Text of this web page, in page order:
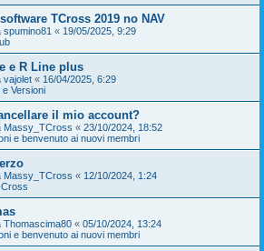
TCross 2019 no NAV
spumino81 « 19/05/2025, 9:29
e R Line plus
vajolet « 16/04/2025, 6:29
e Versioni
il mio account?
Massy_TCross « 23/10/2024, 18:52
e benvenuto ai nuovi membri
Massy_TCross « 12/10/2024, 1:24
Cross
Thomascima80 « 05/10/2024, 13:24
e benvenuto ai nuovi membri